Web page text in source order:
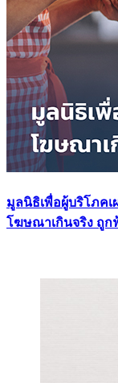
มูลนิธิเพื่อผู้บริโภคเ
โฆษณาเกินจริง ถูก